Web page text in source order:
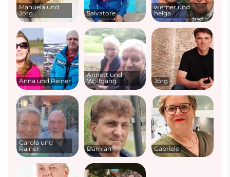
Manuela und
Jörg
Salvatore
werner und
helga
Anna und Reiner
Annett und
Wolfgang
Jörg
Carola und
Rainer
Damian Gabriele